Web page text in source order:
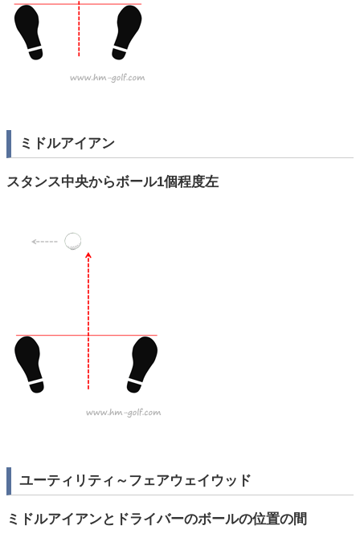
ミドルアイアン
スタンス中央からボール1個程度左
ユーティリティ～フェアウェイウッド
ミドルアイアンとドライバーのボールの位置の間